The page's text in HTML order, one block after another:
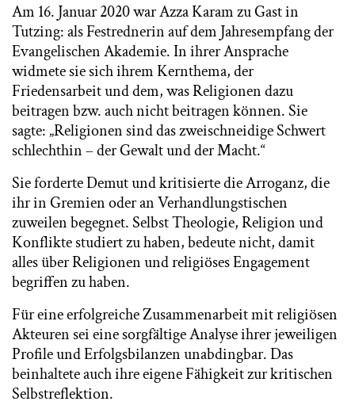
Am 16. Januar 2020 war Azza Karam zu Gast in
Tutzing: als Festrednerin auf dem Jahresempfang der
Evangelischen Akademie. In ihrer Ansprache
widmete sie sich ihrem Kernthema, der
Friedensarbeit und dem, was Religionen dazu
beitragen bzw. auch nicht beitragen können. Sie
sagte: „Religionen sind das zweischneidige Schwert
schlechthin – der Gewalt und der Macht.“
Sie forderte Demut und kritisierte die Arroganz, die
ihr in Gremien oder an Verhandlungstischen
zuweilen begegnet. Selbst Theologie, Religion und
Konflikte studiert zu haben, bedeute nicht, damit
alles über Religionen und religiöses Engagement
begriffen zu haben.
Für eine erfolgreiche Zusammenarbeit mit religiösen
Akteuren sei eine sorgfältige Analyse ihrer jeweiligen
Profile und Erfolgsbilanzen unabdingbar. Das
beinhaltete auch ihre eigene Fähigkeit zur kritischen
Selbstreflektion.